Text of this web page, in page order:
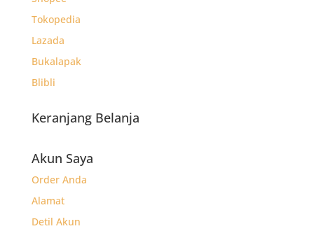
Tokopedia
Lazada
Bukalapak
Blibli
Keranjang Belanja
Akun Saya
Order Anda
Alamat
Detil Akun